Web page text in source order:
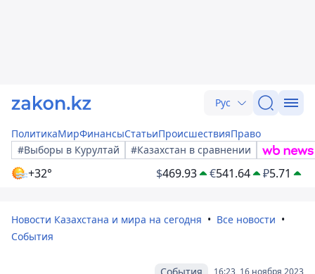
Рус
ПолитикаМирФинансыСтатьиПроисшествияПраво
#Выборы в Курултай
#Казахстан в сравнении
+32° $469.93 €541.64 ₽5.71
Новости Казахстана и мира на сегодня
Все новости
События
16:23, 16 ноября 2023